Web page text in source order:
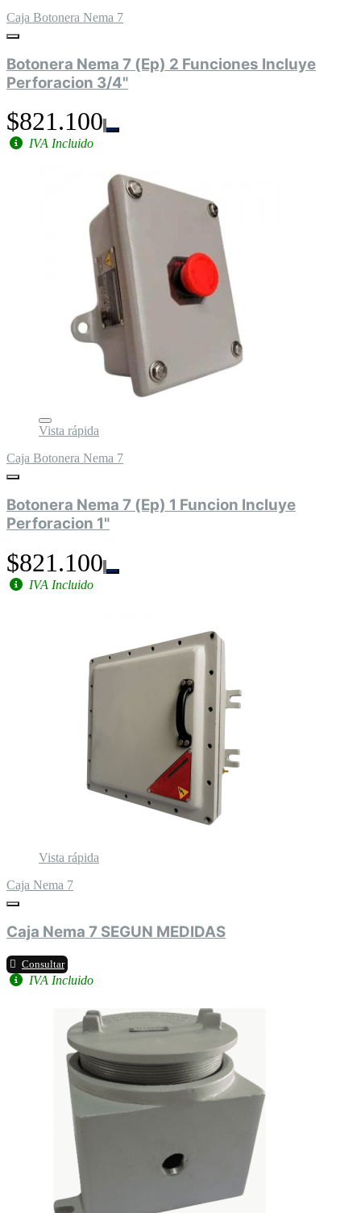
Caja Botonera Nema 7
Botonera Nema 7 (Ep) 2 Funciones Incluye
Perforacion 3/4"
$821.100
IVA Incluido
Vista rápida
Caja Botonera Nema 7
Botonera Nema 7 (Ep) 1 Funcion Incluye
Perforacion 1"
$821.100
IVA Incluido
Vista rápida
Caja Nema 7
Caja Nema 7 SEGUN MEDIDAS
Consultar
IVA Incluido